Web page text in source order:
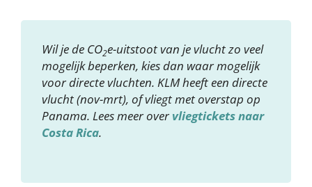
Wil je de CO2e-uitstoot van je vlucht zo veel
mogelijk beperken, kies dan waar mogelijk
voor directe vluchten. KLM heeft een directe
vlucht (nov-mrt), of vliegt met overstap op
Panama. Lees meer overvliegtickets naar
Costa Rica.